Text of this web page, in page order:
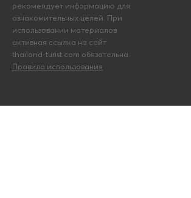
рекомендует информацию для
ознакомительных целей. При
использовании материалов
активная ссылка на сайт
thailand-turist.com обязательна.
Правила использования